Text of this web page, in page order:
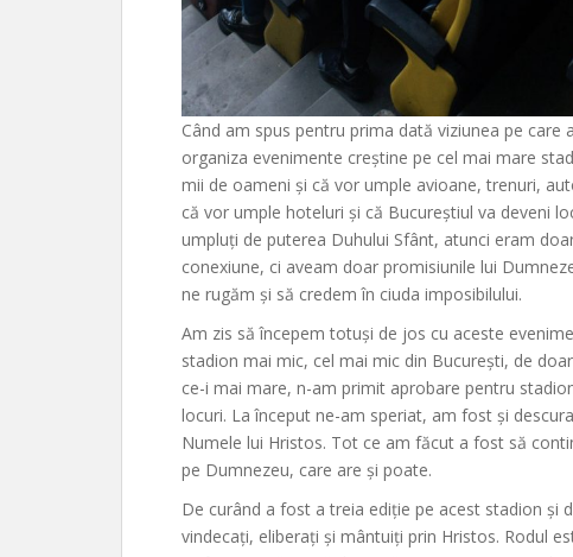
Când am spus pentru prima dată viziunea pe
organiza evenimente creștine pe cel mai mare
mii de oameni și că vor umple avioane, trenuri,
că vor umple hoteluri și că Bucureștiul va deveni
umpluți de puterea Duhului Sfânt, atunci eram
conexiune, ci aveam doar promisiunile lui
ne rugăm și să credem în ciuda imposibilului.
Am zis să începem totuși de jos cu aceste
stadion mai mic, cel mai mic din București, de
ce-i mai mare, n-am primit aprobare pentru
locuri. La început ne-am speriat, am fost și
Numele lui Hristos. Tot ce am făcut a fost să
pe Dumnezeu, care are și poate.
De curând a fost a treia ediție pe acest stadion și
vindecați, eliberați și mântuiți prin Hristos. Rodul